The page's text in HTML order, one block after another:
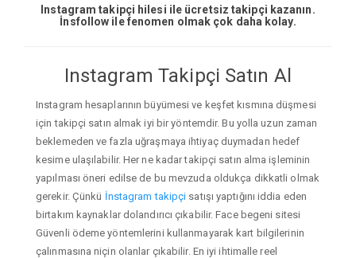
Instagram takipçi hilesi ile ücretsiz takipçi kazanın.
İnsfollow ile fenomen olmak çok daha kolay.
Instagram Takipçi Satın Al
Instagram hesaplarının büyümesi ve keşfet kısmına düşmesi
için takipçi satın almak iyi bir yöntemdir. Bu yolla uzun zaman
beklemeden ve fazla uğraşmaya ihtiyaç duymadan hedef
kesime ulaşılabilir. Her ne kadar takipçi satın alma işleminin
yapılması öneri edilse de bu mevzuda oldukça dikkatli olmak
gerekir. Çünkü İnstagram takipçi satışı yaptığını iddia eden
birtakım kaynaklar dolandırıcı çıkabilir. Face begeni sitesi
Güvenli ödeme yöntemlerini kullanmayarak kart bilgilerinin
çalınmasına niçin olanlar çıkabilir. En iyi ihtimalle reel